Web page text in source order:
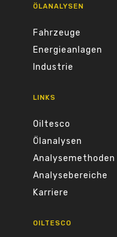
ÖLANALYSEN
Fahrzeuge
Energieanlagen
Industrie
LINKS
Oiltesco
Ölanalysen
Analysemethoden
Analysebereiche
Karriere
OILTESCO